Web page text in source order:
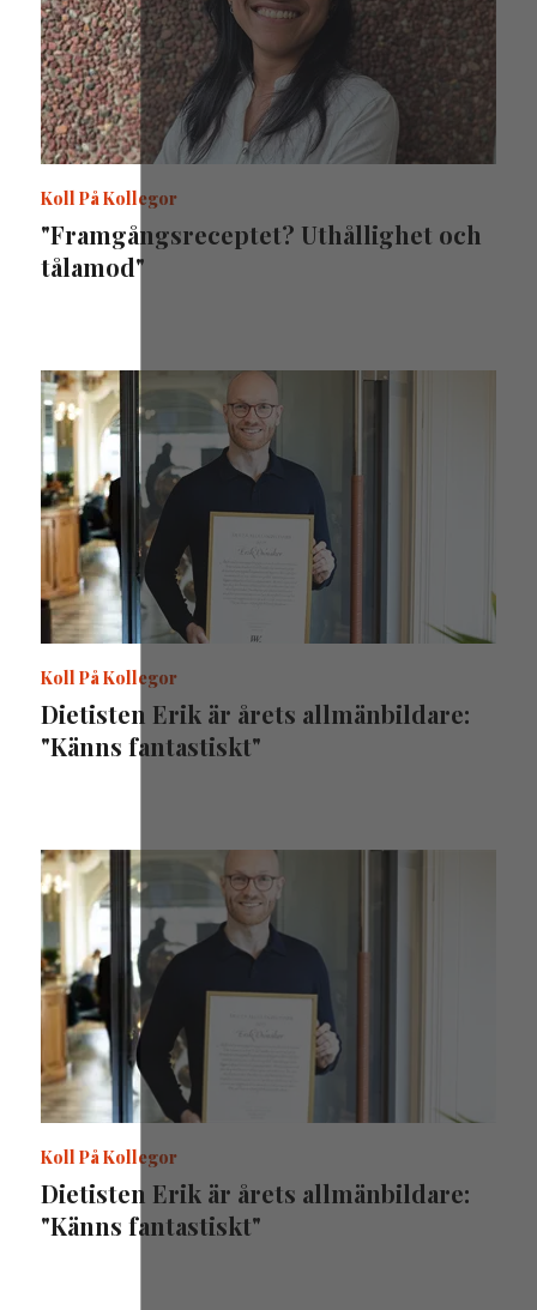
Koll På Kollegor
"Framgångsreceptet? Uthållighet och
tålamod"
Koll På Kollegor
Dietisten Erik är årets allmänbildare:
"Känns fantastiskt"
Koll På Kollegor
Dietisten Erik är årets allmänbildare:
"Känns fantastiskt"